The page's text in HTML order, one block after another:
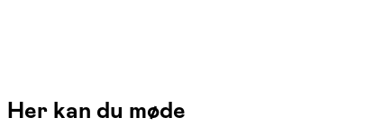
Her kan du møde